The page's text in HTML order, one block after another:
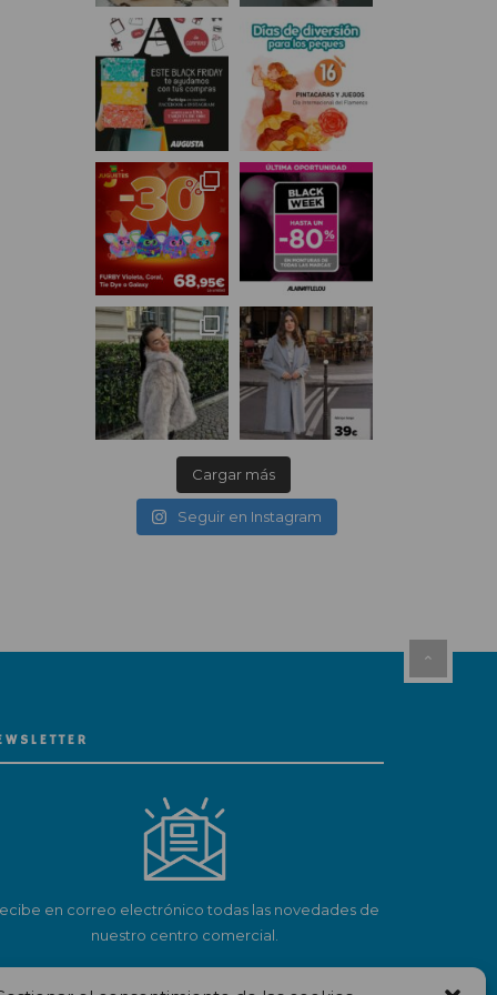
Cargar más
Seguir en Instagram
en correo electrónico todas las novedades de
nuestro centro comercial.